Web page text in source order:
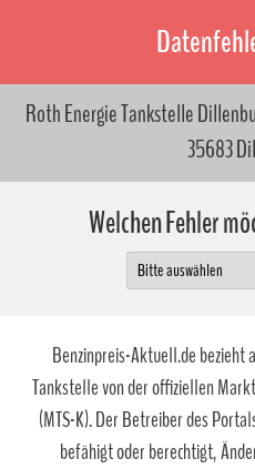
Roth Energie Tankstelle
35683
Welchen Fehler
Benzinpreis-Aktuell.de bezieht
Tankstelle von der offiziellen
(MTS-K). Der Betreiber des
befähigt oder berechtigt,